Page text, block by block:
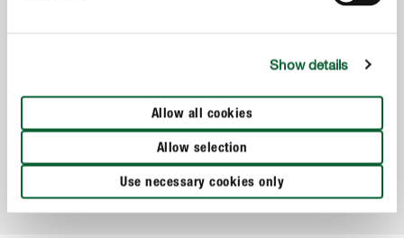
Show details
Allow all cookies
Allow selection
Use necessary cookies only